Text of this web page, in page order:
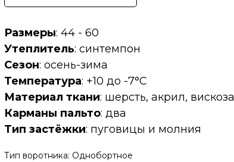
Размеры: 44 - 60
Утеплитель: синтемпон
Сезон: осень-зима
Температура: +10 до -7°C
Материал ткани: шерсть, акрил, вискоза
Карманы пальто: два
Тип застёжки: пуговицы и молния
Тип воротника: Однобортное